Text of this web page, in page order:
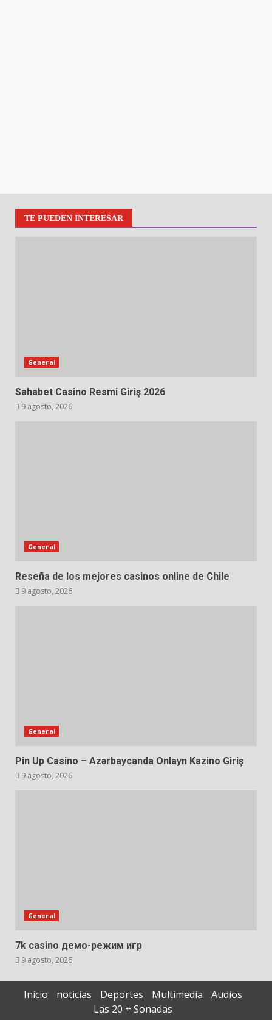
TE PUEDEN INTERESAR
General
Sahabet Casino Resmi Giriş 2026
9 agosto, 2026
General
Reseña de los mejores casinos online de Chile
9 agosto, 2026
General
Pin Up Casino – Azərbaycanda Onlayn Kazino Giriş
9 agosto, 2026
General
7k casino демо-режим игр
9 agosto, 2026
Inicio noticias Deportes Multimedia
Audios
Las 20 + Sonadas